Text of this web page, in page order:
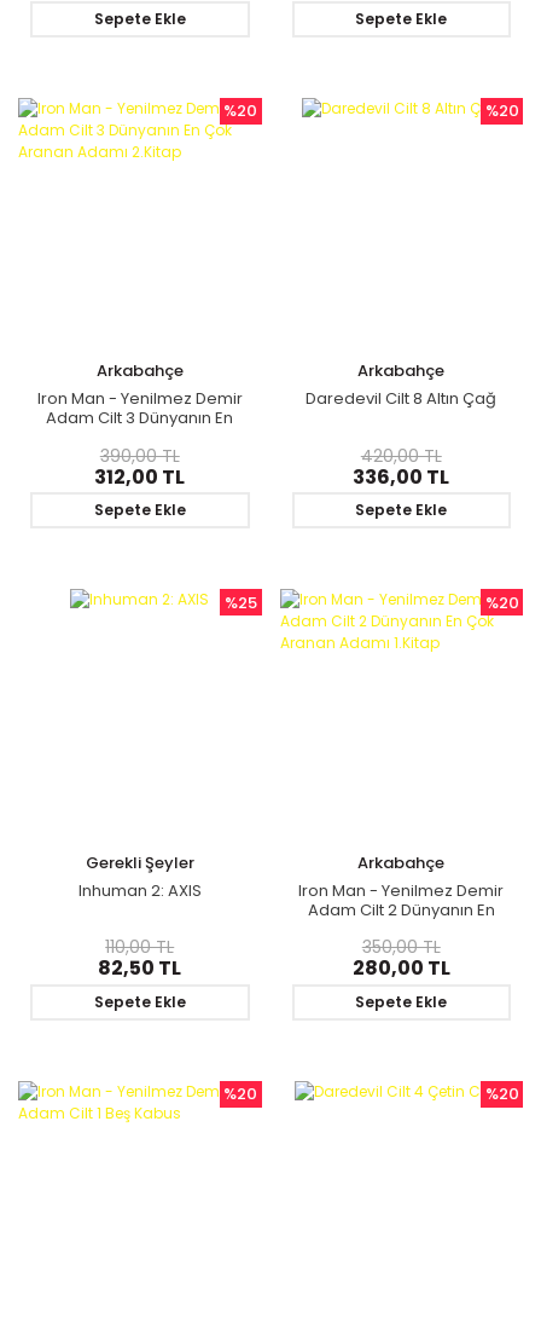
Sepete Ekle Sepete Ekle
%20
Arkabahçe
Iron Man - Yenilmez Demir
Adam Cilt 3 Dünyanın En
312,00 TL
390,00 TL
Sepete Ekle
%20
Arkabahçe
Daredevil Cilt 8 Altın Çağ
336,00 TL
420,00 TL
Sepete Ekle
%25
Gerekli Şeyler
Inhuman 2: AXIS
82,50 TL
110,00 TL
Sepete Ekle
%20
Arkabahçe
Iron Man - Yenilmez Demir
Adam Cilt 2 Dünyanın En
280,00 TL
350,00 TL
Sepete Ekle
%20 %20